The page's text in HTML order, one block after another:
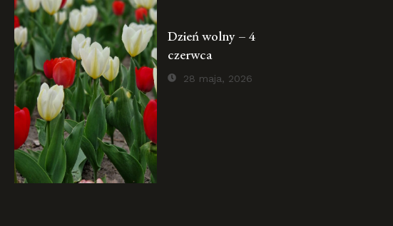
Dzień wolny – 4
czerwca
28 maja, 2026